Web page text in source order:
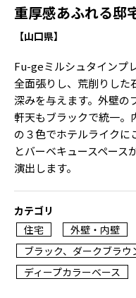
重厚感あふれる邸
【山口県】
Fu-geミルシュタインプ
全面張りし、荒削りした
深みを与えます。外壁の
軒天もブラックで統一。
の３色でホテルライクに
とバーベキュースペース
演出します。
カテゴリ
住宅
外壁・内壁
ブラック、ダークブラウ
ディープカラーベース